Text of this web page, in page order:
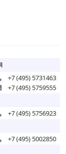
+7 (495) 5731463
+7 (495) 5759555
+7 (495) 5756923
+7 (495) 5002850